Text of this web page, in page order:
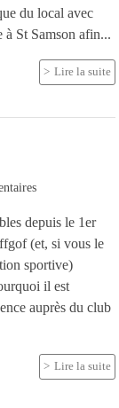
du local avec
à St Samson afin...
Lire la suite
depuis le 1er
(et, si vous le
sportive)
il est
auprès du club
Lire la suite